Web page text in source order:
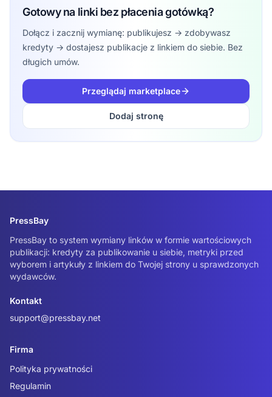
Gotowy na linki bez płacenia gotówką?
Dołącz i zacznij wymianę: publikujesz → zdobywasz
kredyty → dostajesz publikacje z linkiem do siebie. Bez
długich umów.
Przeglądaj marketplace
Dodaj stronę
PressBay
PressBay to system wymiany linków w formie wartościowych
publikacji: kredyty za publikowanie u siebie, metryki przed
wyborem i artykuły z linkiem do Twojej strony u sprawdzonych
wydawców.
Kontakt
support@pressbay.net
Firma
Polityka prywatności
Regulamin